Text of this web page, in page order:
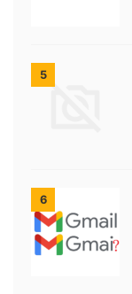
5
6